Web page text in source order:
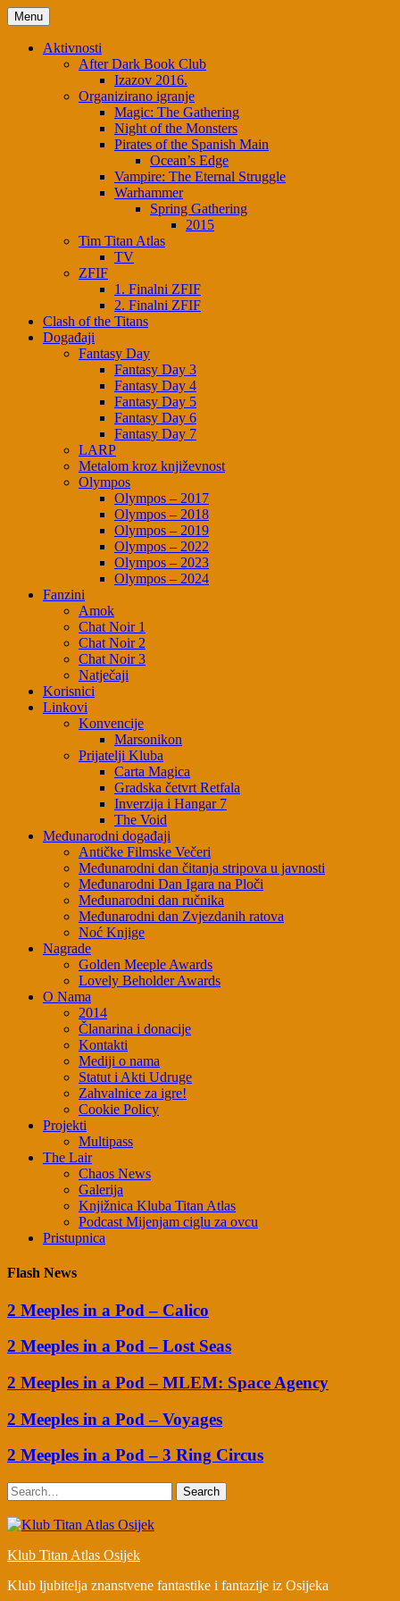
Skip
to
content
Menu
Aktivnosti
After Dark Book Club
Izazov 2016.
Organizirano igranje
Magic: The Gathering
Night of the Monsters
Pirates of the Spanish Main
Ocean’s Edge
Vampire: The Eternal Struggle
Warhammer
Spring Gathering
2015
Tim Titan Atlas
TV
ZFIF
1. Finalni ZFIF
2. Finalni ZFIF
Clash of the Titans
Događaji
Fantasy Day
Fantasy Day 3
Fantasy Day 4
Fantasy Day 5
Fantasy Day 6
Fantasy Day 7
LARP
Metalom kroz književnost
Olympos
Olympos – 2017
Olympos – 2018
Olympos – 2019
Olympos – 2022
Olympos – 2023
Olympos – 2024
Fanzini
Amok
Chat Noir 1
Chat Noir 2
Chat Noir 3
Natječaji
Korisnici
Linkovi
Konvencije
Marsonikon
Prijatelji Kluba
Carta Magica
Gradska četvrt Retfala
Inverzija i Hangar 7
The Void
Međunarodni događaji
Antičke Filmske Večeri
Međunarodni dan čitanja stripova u javnosti
Međunarodni Dan Igara na Ploči
Međunarodni dan ručnika
Međunarodni dan Zvjezdanih ratova
Noć Knjige
Nagrade
Golden Meeple Awards
Lovely Beholder Awards
O Nama
2014
Članarina i donacije
Kontakti
Mediji o nama
Statut i Akti Udruge
Zahvalnice za igre!
Cookie Policy
Projekti
Multipass
The Lair
Chaos News
Galerija
Knjižnica Kluba Titan Atlas
Podcast Mijenjam ciglu za ovcu
Pristupnica
Flash News
2 Meeples in a Pod – Calico
2 Meeples in a Pod – Lost Seas
2 Meeples in a Pod – MLEM: Space Agency
2 Meeples in a Pod – Voyages
2 Meeples in a Pod – 3 Ring Circus
Search
Klub Titan Atlas Osijek
Klub ljubitelja znanstvene fantastike i fantazije iz Osijeka